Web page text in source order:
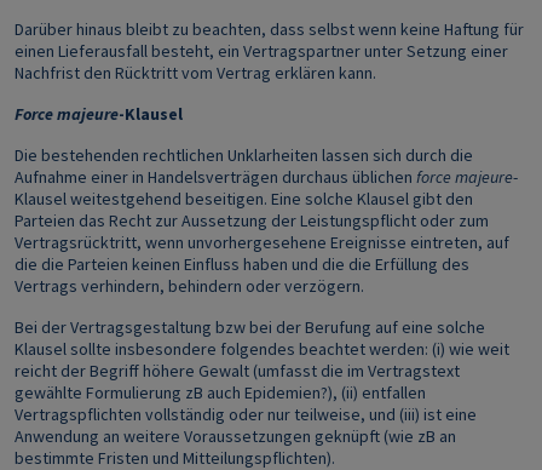
Darüber hinaus bleibt zu beachten, dass selbst wenn keine Haftung für
einen Lieferausfall besteht, ein Vertragspartner unter Setzung einer
Nachfrist den Rücktritt vom Vertrag erklären kann.
Force majeure-Klausel
Die bestehenden rechtlichen Unklarheiten lassen sich durch die
Aufnahme einer in Handelsverträgen durchaus üblichen force majeure-
Klausel weitestgehend beseitigen. Eine solche Klausel gibt den
Parteien das Recht zur Aussetzung der Leistungspflicht oder zum
Vertragsrücktritt, wenn unvorhergesehene Ereignisse eintreten, auf
die die Parteien keinen Einfluss haben und die die Erfüllung des
Vertrags verhindern, behindern oder verzögern.
Bei der Vertragsgestaltung bzw bei der Berufung auf eine solche
Klausel sollte insbesondere folgendes beachtet werden: (i) wie weit
reicht der Begriff höhere Gewalt (umfasst die im Vertragstext
gewählte Formulierung zB auch Epidemien?), (ii) entfallen
Vertragspflichten vollständig oder nur teilweise, und (iii) ist eine
Anwendung an weitere Voraussetzungen geknüpft (wie zB an
bestimmte Fristen und Mitteilungspflichten).